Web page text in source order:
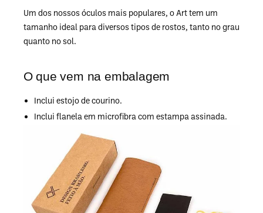
Um dos nossos óculos mais populares, o Art tem um
tamanho ideal para diversos tipos de rostos, tanto no grau
quanto no sol.
O que vem na embalagem
Inclui estojo de courino.
Inclui flanela em microfibra com estampa assinada.